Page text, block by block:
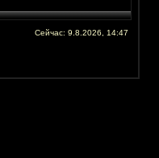
Сейчас: 9.8.2026, 14:47